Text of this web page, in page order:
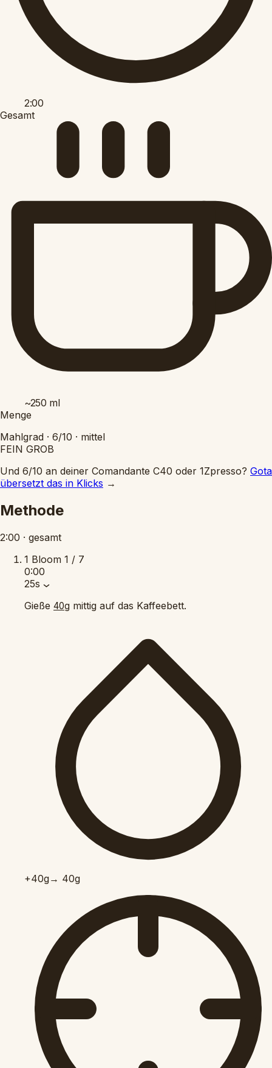
2:00
Gesamt
~250 ml
Menge
Mahlgrad · 6/10 · mittel
FEIN GROB
Und 6/10 an deiner Comandante C40 oder 1Zpresso? Gota
übersetzt das in Klicks →
Methode
2:00 · gesamt
1 Bloom 1 / 7
0:00
25s
Gieße 40g mittig auf das Kaffeebett.
+40g→ 40g